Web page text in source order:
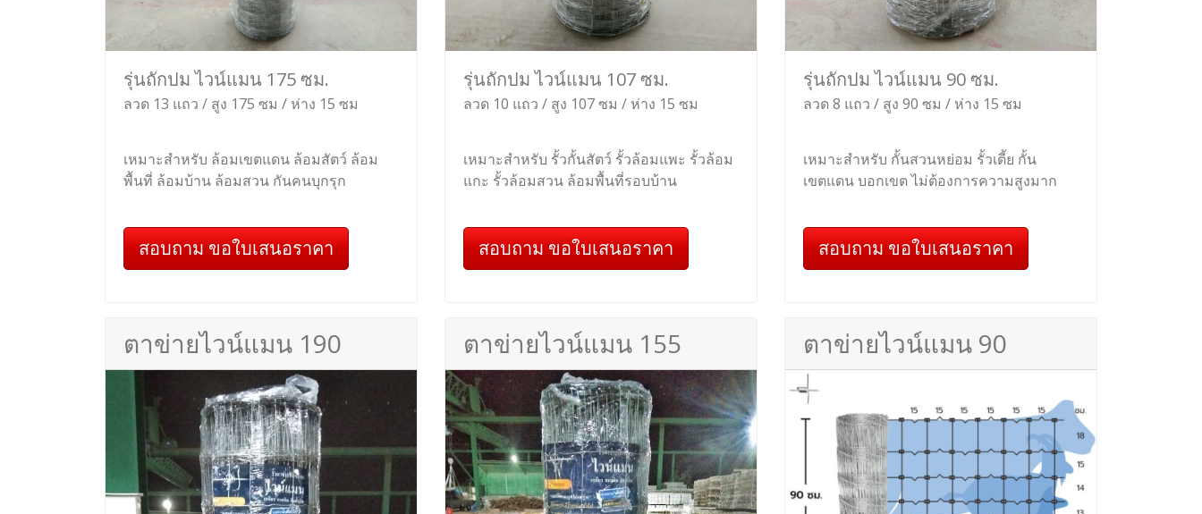
รุ่นถักปม ไวน์แมน 175 ซม.
ลวด 13 แถว / สูง 175 ซม / ห่าง 15 ซม
เหมาะสำหรับ ล้อมเขตแดน ล้อมสัตว์ ล้อม
พื้นที่ ล้อมบ้าน ล้อมสวน กันคนบุกรุก
สอบถาม ขอใบเสนอราคา
รุ่นถักปม ไวน์แมน 107 ซม.
ลวด 10 แถว / สูง 107 ซม / ห่าง 15 ซม
เหมาะสำหรับ รั้วกั้นสัตว์ รั้วล้อมแพะ รั้วล้อม
แกะ รั้วล้อมสวน ล้อมพื้นที่รอบบ้าน
สอบถาม ขอใบเสนอราคา
รุ่นถักปม ไวน์แมน 90 ซม.
ลวด 8 แถว / สูง 90 ซม / ห่าง 15 ซม
เหมาะสำหรับ กั้นสวนหย่อม รั้วเตี้ย กั้น
เขตแดน บอกเขต ไม่ต้องการความสูงมาก
สอบถาม ขอใบเสนอราคา
ตาข่ายไวน์แมน 190 ตาข่ายไวน์แมน 155 ตาข่ายไวน์แมน 90